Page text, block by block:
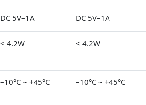
DC 5V–1A DC 5V–1A
< 4.2W < 4.2W
–10°C ~ +45°C –10°C ~ +45°C